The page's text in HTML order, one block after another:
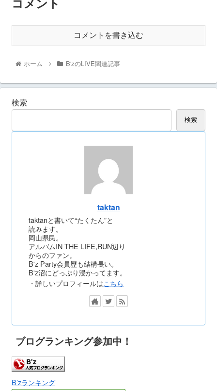
コメントを書き込む
ホーム B'zのLIVE関連記事
検索
検索
taktan
taktanと書いて“たくたん”と
読みます。
岡山県民。
アルバムIN THE LIFE,RUN辺り
からのファン。
B'z Party会員歴も結構長い。
B'z沼にどっぷり浸かってます。
・詳しいプロフィールはこちら
ブログランキング参加中！
B’zランキング